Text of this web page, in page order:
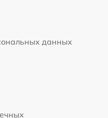
данных